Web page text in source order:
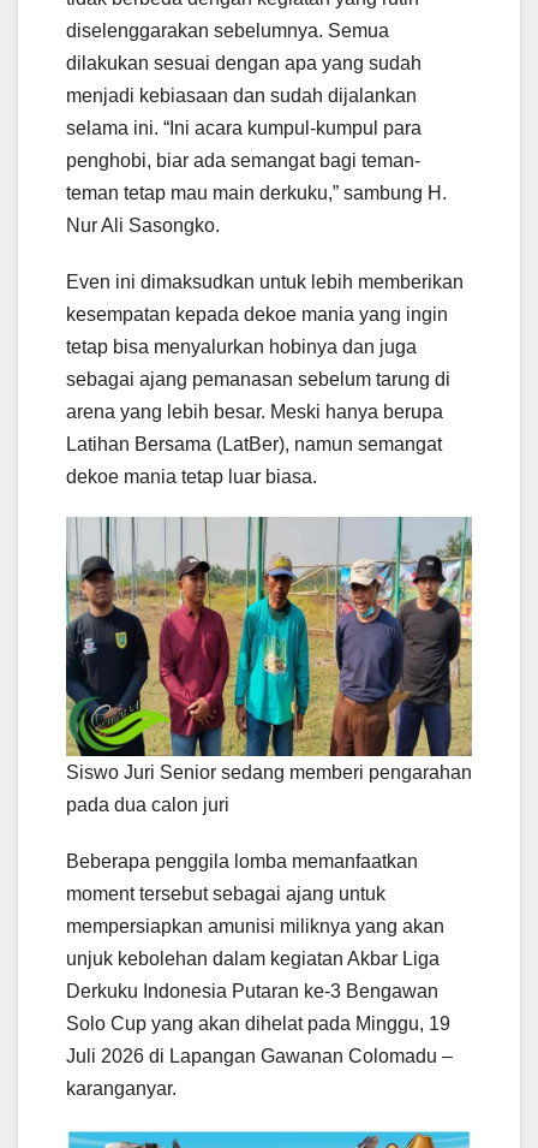
diselenggarakan sebelumnya. Semua
dilakukan sesuai dengan apa yang sudah
menjadi kebiasaan dan sudah dijalankan
selama ini. “Ini acara kumpul-kumpul para
penghobi, biar ada semangat bagi teman-
teman tetap mau main derkuku,” sambung H.
Nur Ali Sasongko.
Even ini dimaksudkan untuk lebih memberikan
kesempatan kepada dekoe mania yang ingin
tetap bisa menyalurkan hobinya dan juga
sebagai ajang pemanasan sebelum tarung di
arena yang lebih besar. Meski hanya berupa
Latihan Bersama (LatBer), namun semangat
dekoe mania tetap luar biasa.
Siswo Juri Senior sedang memberi pengarahan
pada dua calon juri
Beberapa penggila lomba memanfaatkan
moment tersebut sebagai ajang untuk
mempersiapkan amunisi miliknya yang akan
unjuk kebolehan dalam kegiatan Akbar Liga
Derkuku Indonesia Putaran ke-3 Bengawan
Solo Cup yang akan dihelat pada Minggu, 19
Juli 2026 di Lapangan Gawanan Colomadu –
karanganyar.